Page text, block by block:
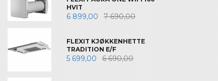
HVIT
6 899,00 7 690,00
FLEXIT KJØKKENHETTE
TRADITION E/F
5 699,00 6 690,00